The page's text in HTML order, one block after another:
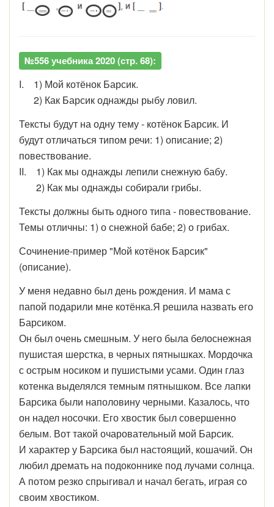
№556 учебника 2020 (стр. 68):
I. 1) Мой котёнок Барсик.
2) Как Барсик однажды рыбу ловил.
Тексты будут на одну тему - котёнок Барсик. И
будут отличаться типом речи: 1) описание; 2)
повествование.
II. 1) Как мы однажды лепили снежную бабу.
2) Как мы однажды собирали грибы.
Тексты должны быть одного типа - повествование.
Темы отличны: 1) о снежной бабе; 2) о грибах.
Сочинение-пример "Мой котёнок Барсик"
(описание).
У меня недавно был день рождения. И мама с
папой подарили мне котёнка.Я решила назвать его
Барсиком.
Он был очень смешным. У него была белоснежная
пушистая шерстка, в черных пятнышках. Мордочка
с острым носиком и пушистыми усами. Один глаз
котенка выделялся темным пятнышком. Все лапки
Барсика были наполовину черными. Казалось, что
он надел носочки. Его хвостик был совершенно
белым. Вот такой очаровательный мой Барсик.
И характер у Барсика был настоящий, кошачий. Он
любил дремать на подоконнике под лучами солнца.
А потом резко спрыгивал и начал бегать, играя со
своим хвостиком.